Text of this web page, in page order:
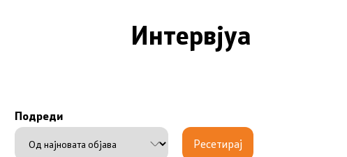
Завршени јавни огласи
Државни награди
Интервјуа
Подреди
Ресетирај